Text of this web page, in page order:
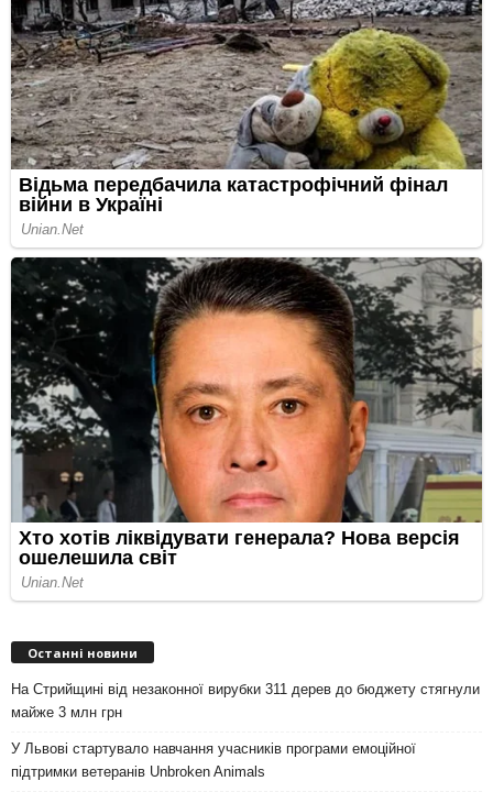
Останні новини
На Стрийщині від незаконної вирубки 311 дерев до бюджету стягнули
майже 3 млн грн
У Львові стартувало навчання учасників програми емоційної
підтримки ветеранів Unbroken Animals